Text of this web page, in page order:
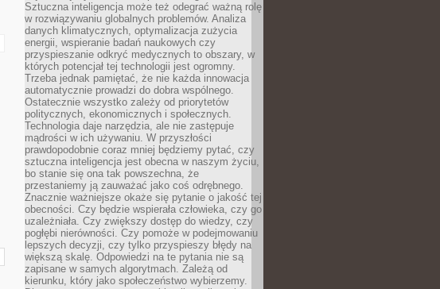
Sztuczna inteligencja może też odegrać ważną rolę
w rozwiązywaniu globalnych problemów. Analiza
danych klimatycznych, optymalizacja zużycia
energii, wspieranie badań naukowych czy
przyspieszanie odkryć medycznych to obszary, w
których potencjał tej technologii jest ogromny.
Trzeba jednak pamiętać, że nie każda innowacja
automatycznie prowadzi do dobra wspólnego.
Ostatecznie wszystko zależy od priorytetów
politycznych, ekonomicznych i społecznych.
Technologia daje narzędzia, ale nie zastępuje
mądrości w ich używaniu. W przyszłości
prawdopodobnie coraz mniej będziemy pytać, czy
sztuczna inteligencja jest obecna w naszym życiu,
bo stanie się ona tak powszechna, że
przestaniemy ją zauważać jako coś odrębnego.
Znacznie ważniejsze okaże się pytanie o jakość tej
obecności. Czy będzie wspierała człowieka, czy go
uzależniała. Czy zwiększy dostęp do wiedzy, czy
pogłębi nierówności. Czy pomoże w podejmowaniu
lepszych decyzji, czy tylko przyspieszy błędy na
większą skalę. Odpowiedzi na te pytania nie są
zapisane w samych algorytmach. Zależą od
kierunku, który jako społeczeństwo wybierzemy.